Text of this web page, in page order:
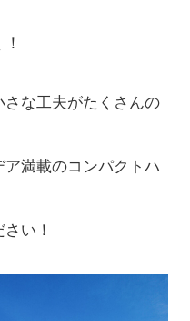
な工夫がたくさんの
満載のコンパクトハ
い！